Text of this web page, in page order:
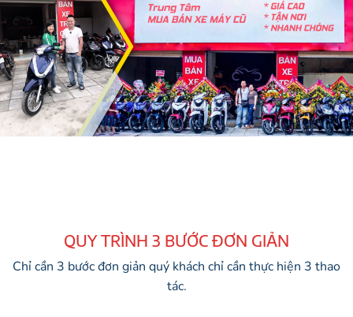
QUY TRÌNH 3 BƯỚC ĐƠN GIẢN
Chỉ cần 3 bước đơn giản quý khách chỉ cần thực hiện 3 thao
tác.